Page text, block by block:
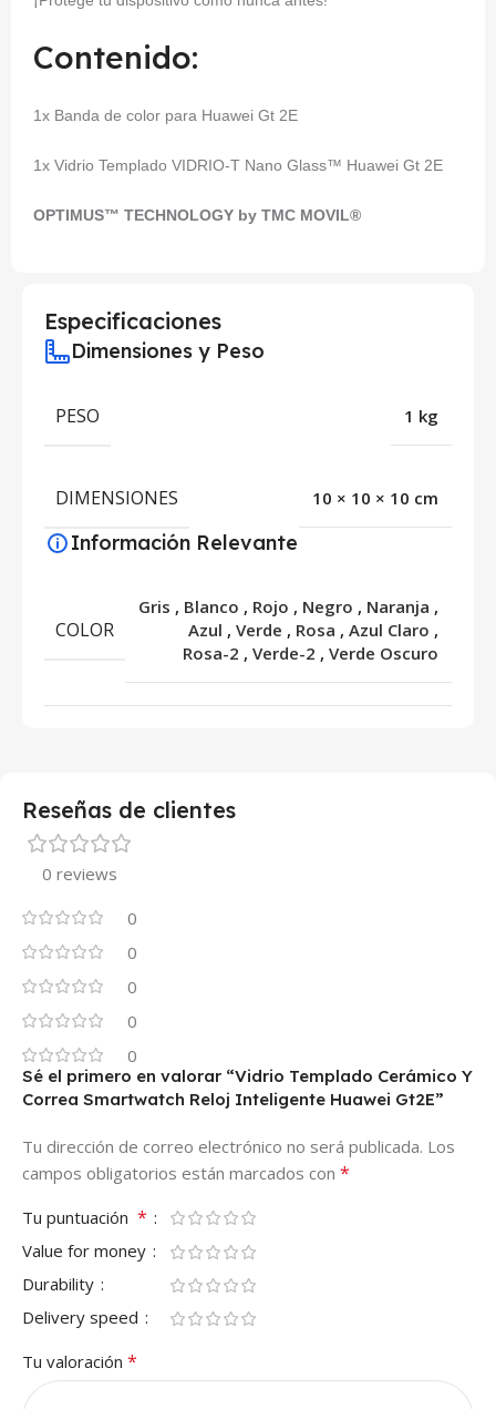
Contenido:
1x Banda de color para Huawei Gt 2E
1x Vidrio Templado VIDRIO-T Nano Glass™ Huawei Gt 2E
OPTIMUS™ TECHNOLOGY by TMC MOVIL®
Especificaciones
Dimensiones y Peso
PESO 1 kg
DIMENSIONES 10 × 10 × 10 cm
Información Relevante
COLOR
Gris , Blanco , Rojo , Negro , Naranja ,
Azul , Verde , Rosa , Azul Claro ,
Rosa-2 , Verde-2 , Verde Oscuro
Reseñas de clientes
0 reviews
0
0
0
0
0
Sé el primero en valorar “Vidrio Templado Cerámico Y
Correa Smartwatch Reloj Inteligente Huawei Gt2E”
Tu dirección de correo electrónico no será publicada. Los
campos obligatorios están marcados con *
Tu puntuación *
Value for money
Durability
Delivery speed
Tu valoración *